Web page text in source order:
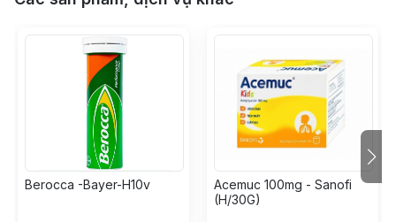
Berocca -Bayer-H10v
Acemuc 100mg - Sanofi
(H/30G)